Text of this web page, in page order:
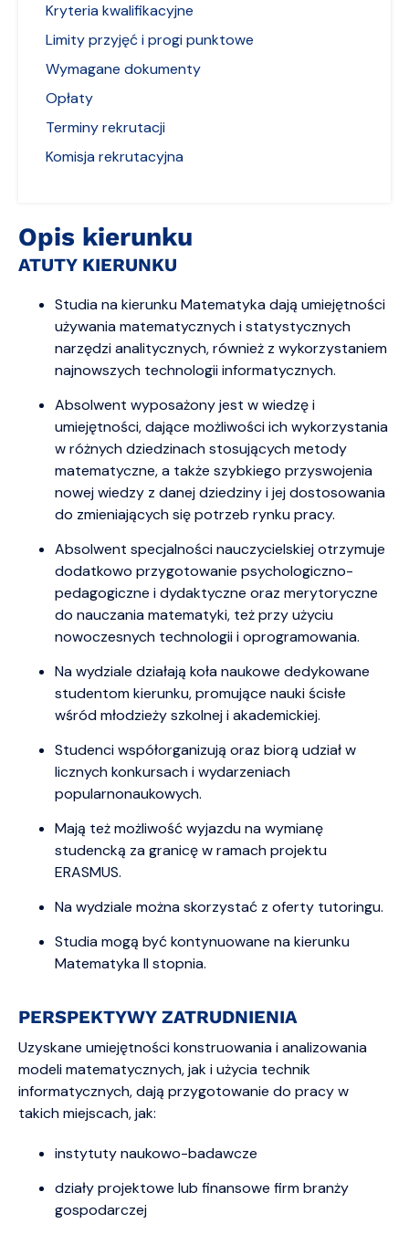
Opis kierunku
ATUTY KIERUNKU
Studia na kierunku Matematyka dają umiejętności
używania matematycznych i statystycznych
narzędzi analitycznych, również z wykorzystaniem
najnowszych technologii informatycznych.
Absolwent wyposażony jest w wiedzę i
umiejętności, dające możliwości ich wykorzystania
w różnych dziedzinach stosujących metody
matematyczne, a także szybkiego przyswojenia
nowej wiedzy z danej dziedziny i jej dostosowania
do zmieniających się potrzeb rynku pracy.
Absolwent specjalności nauczycielskiej otrzymuje
dodatkowo przygotowanie psychologiczno-
pedagogiczne i dydaktyczne oraz merytoryczne
do nauczania matematyki, też przy użyciu
nowoczesnych technologii i oprogramowania.
Na wydziale działają koła naukowe dedykowane
studentom kierunku, promujące nauki ścisłe
wśród młodzieży szkolnej i akademickiej.
Studenci współorganizują oraz biorą udział w
licznych konkursach i wydarzeniach
popularnonaukowych.
Mają też możliwość wyjazdu na wymianę
studencką za granicę w ramach projektu
ERASMUS.
Na wydziale można skorzystać z oferty tutoringu.
Studia mogą być kontynuowane na kierunku
Matematyka II stopnia.
PERSPEKTYWY ZATRUDNIENIA
Uzyskane umiejętności konstruowania i analizowania
modeli matematycznych, jak i użycia technik
informatycznych, dają przygotowanie do pracy w
takich miejscach, jak:
instytuty naukowo-badawcze
działy projektowe lub finansowe firm branży
gospodarczej
Kryteria kwalifikacyjne
Limity przyjęć i progi punktowe
Wymagane dokumenty
Opłaty
Terminy rekrutacji
Komisja rekrutacyjna